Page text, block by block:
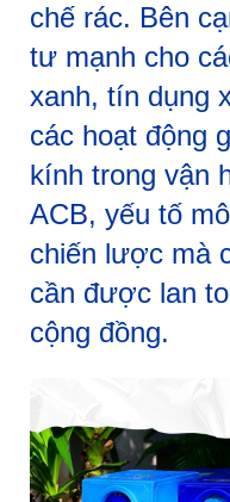
chế rác. Bên
tư mạnh cho
xanh, tín dụng
các hoạt động
kính trong vận
ACB, yếu tố
chiến lược mà
cần được lan
cộng đồng.